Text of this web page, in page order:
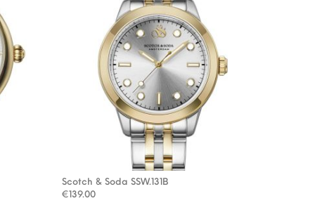
Scotch & Soda SSW.131B
€139.00